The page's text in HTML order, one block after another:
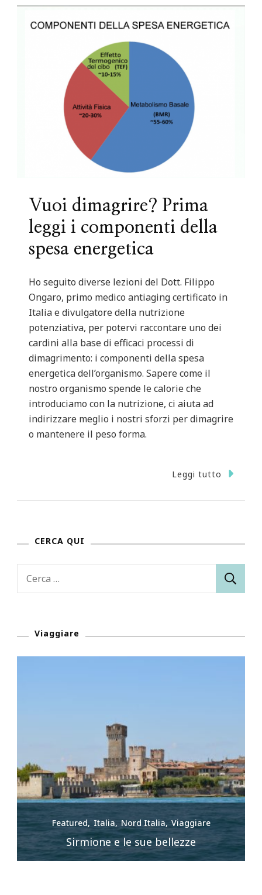
Vuoi dimagrire? Prima
leggi i componenti della
spesa energetica
Ho seguito diverse lezioni del Dott. Filippo
Ongaro, primo medico antiaging certificato in
Italia e divulgatore della nutrizione
potenziativa, per potervi raccontare uno dei
cardini alla base di efficaci processi di
dimagrimento: i componenti della spesa
energetica dell’organismo. Sapere come il
nostro organismo spende le calorie che
introduciamo con la nutrizione, ci aiuta ad
indirizzare meglio i nostri sforzi per dimagrire
o mantenere il peso forma.
Leggi tutto
CERCA QUI
Ricerca
Viaggiare
Featured Italia Nord Italia Viaggiare
Sirmione e le sue bellezze